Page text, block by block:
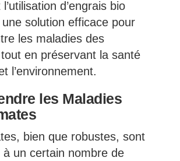
d’engrais bio
solution efficace pour
les maladies des
en préservant la santé
l’environnement.
les Maladies
bien que robustes, sont
à un certain nombre de